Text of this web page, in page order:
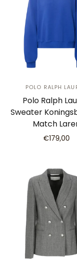
POLO RALPH
Polo Ralph
Sweater
Match
€179,00